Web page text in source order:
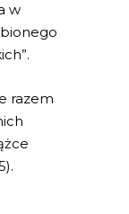
w
razem